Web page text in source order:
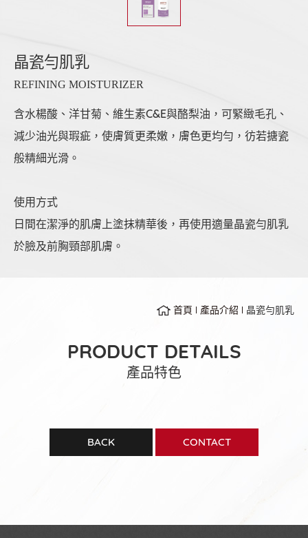
晶瓷勻肌乳
REFINING MOISTURIZER
含水楊酸、洋甘菊、維生素C&E與酪梨油，可緊緻毛孔、
減少油光與瑕疵，使膚質更柔嫩，膚色更均勻，彷若搪瓷
般精細光滑。
使用方式
日間在潔淨的肌膚上塗抹精華後，再使用適量晶瓷勻肌乳
於臉及前胸頸部肌膚。
首頁 產品介紹 晶瓷勻肌乳
PRODUCT DETAILS
產品特色
BACK CONTACT